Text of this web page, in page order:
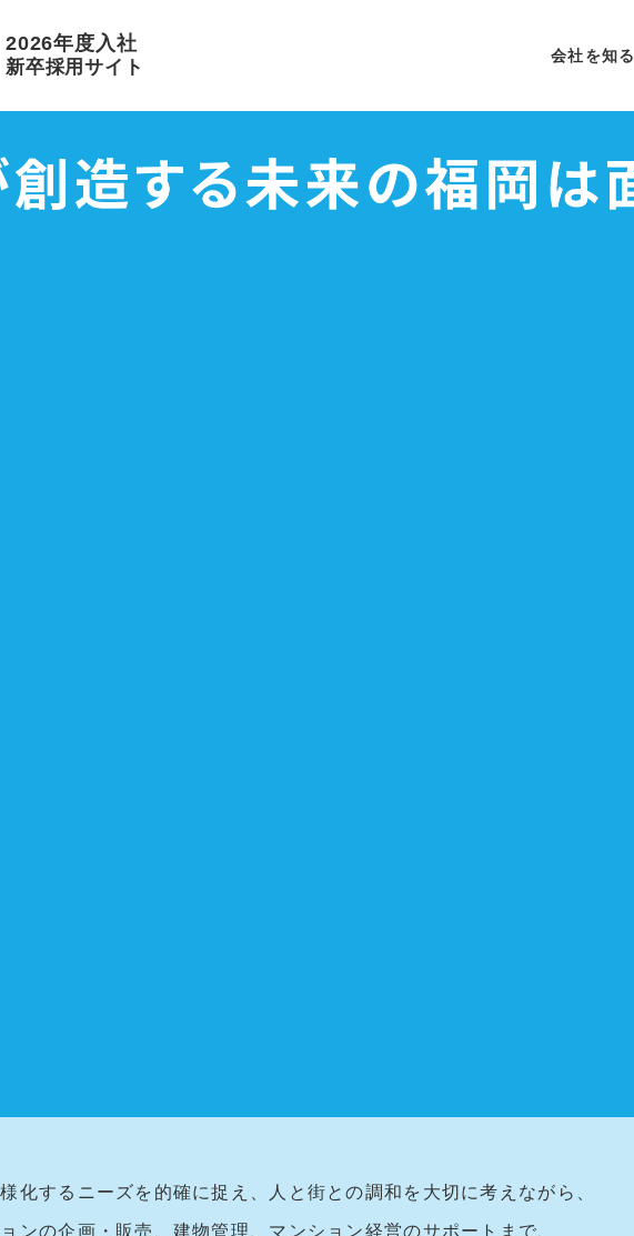
2026年度入社
新卒採用サイト
会社を知る
化するニーズを的確に捉え、人と街との調和を大切に考えながら、
ンの企画・販売、建物管理、マンション経営のサポートまで、